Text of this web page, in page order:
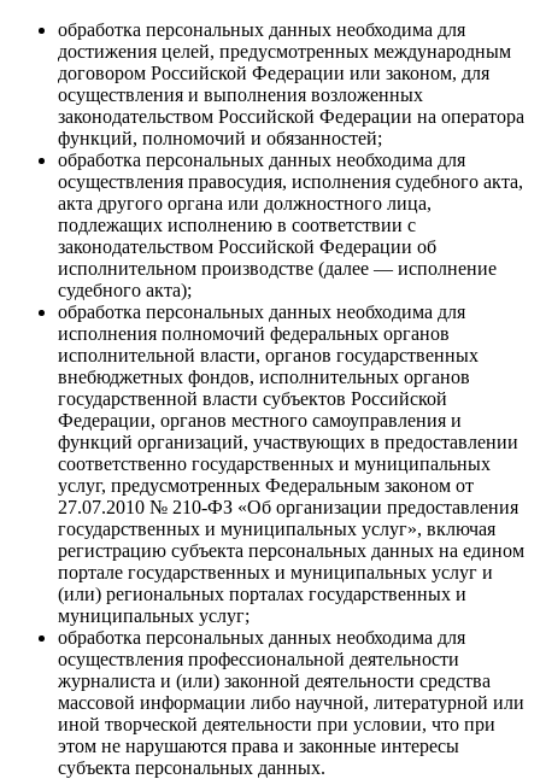
обработка персональных данных необходима для
достижения целей, предусмотренных международным
договором Российской Федерации или законом, для
осуществления и выполнения возложенных
законодательством Российской Федерации на оператора
функций, полномочий и обязанностей;
обработка персональных данных необходима для
осуществления правосудия, исполнения судебного акта,
акта другого органа или должностного лица,
подлежащих исполнению в соответствии с
законодательством Российской Федерации об
исполнительном производстве (далее — исполнение
судебного акта);
обработка персональных данных необходима для
исполнения полномочий федеральных органов
исполнительной власти, органов государственных
внебюджетных фондов, исполнительных органов
государственной власти субъектов Российской
Федерации, органов местного самоуправления и
функций организаций, участвующих в предоставлении
соответственно государственных и муниципальных
услуг, предусмотренных Федеральным законом от
27.07.2010 № 210-ФЗ «Об организации предоставления
государственных и муниципальных услуг», включая
регистрацию субъекта персональных данных на едином
портале государственных и муниципальных услуг и
(или) региональных порталах государственных и
муниципальных услуг;
обработка персональных данных необходима для
осуществления профессиональной деятельности
журналиста и (или) законной деятельности средства
массовой информации либо научной, литературной или
иной творческой деятельности при условии, что при
этом не нарушаются права и законные интересы
субъекта персональных данных.